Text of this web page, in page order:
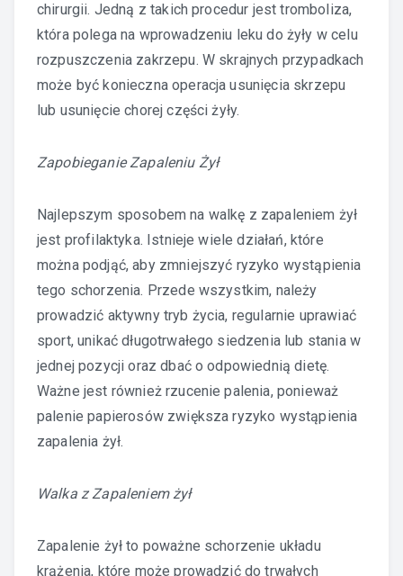
chirurgii. Jedną z takich procedur jest tromboliza,
która polega na wprowadzeniu leku do żyły w celu
rozpuszczenia zakrzepu. W skrajnych przypadkach
może być konieczna operacja usunięcia skrzepu
lub usunięcie chorej części żyły.
Zapobieganie Zapaleniu Żył
Najlepszym sposobem na walkę z zapaleniem żył
jest profilaktyka. Istnieje wiele działań, które
można podjąć, aby zmniejszyć ryzyko wystąpienia
tego schorzenia. Przede wszystkim, należy
prowadzić aktywny tryb życia, regularnie uprawiać
sport, unikać długotrwałego siedzenia lub stania w
jednej pozycji oraz dbać o odpowiednią dietę.
Ważne jest również rzucenie palenia, ponieważ
palenie papierosów zwiększa ryzyko wystąpienia
zapalenia żył.
Walka z Zapaleniem żył
Zapalenie żył to poważne schorzenie układu
krążenia, które może prowadzić do trwałych